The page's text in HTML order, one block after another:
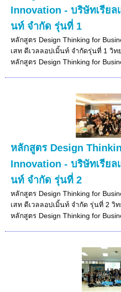
Innovation - บริษัทเรียล
นท์ จำกัด รุ่นที่ 1
หลักสูตร Design Thinking for
เสท ดีเวลลอปเมิ้นท์ จำกัดรุ่นที่ 1 วิ
หลักสูตร Design Thinking for
หลักสูตร Design
Innovation - บริษัทเรียล
นท์ จำกัด รุ่นที่ 2
หลักสูตร Design Thinking for
เสท ดีเวลลอปเมิ้นท์ จำกัด รุ่นที่ 2 วิ
หลักสูตร Design Thinking for